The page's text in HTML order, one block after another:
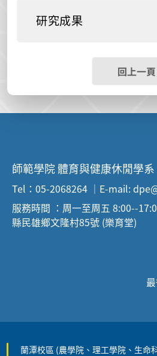
研究成果
回上一頁
師範學院 體育與健康休閒學系
Tel：05-2068264 ｜E-mail:
服務時間 ：周一至周五 8:00--
縣民雄鄉文隆村85號 (樂育堂)
蘭潭校區 (農學院、理工學院、生命